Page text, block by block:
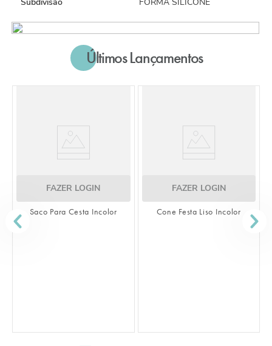
Últimos Lançamentos
Incolor
FAZER LOGIN
Cone Festa Liso Incolor
FAZER